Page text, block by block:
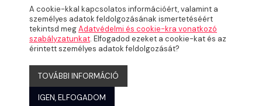
A cookie-kkal kapcsolatos információért, valamint a
személyes adatok feldolgozásának ismertetéséért
tekintsd megAdatvédelmi és cookie-kra vonatkozó
szabályzatunkat. Elfogadod ezeket a cookie-kat és az
érintett személyes adatok feldolgozását?
TOVÁBBI INFORMÁCIÓ
IGEN, ELFOGADOM